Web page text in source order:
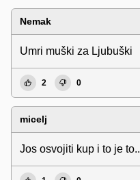
Nemak
Umri muški za Ljubuški
2 0
micelj
Jos osvojiti kup i to je to..